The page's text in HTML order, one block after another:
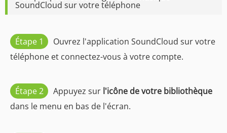
SoundCloud sur votre téléphone
Étape 1
Ouvrez l'application SoundCloud sur votre
téléphone et connectez-vous à votre compte.
Étape 2 Appuyez sur l'icône de votre bibliothèque
dans le menu en bas de l'écran.